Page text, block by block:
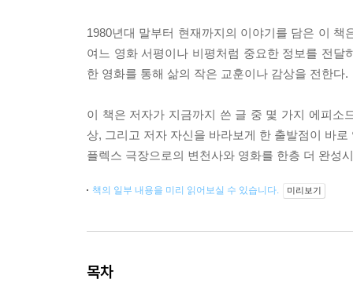
1980년대 말부터 현재까지의 이야기를 담은 이
여느 영화 서평이나 비평처럼 중요한 정보를 전
한 영화를 통해 삶의 작은 교훈이나 감상을 전한다.
이 책은 저자가 지금까지 쓴 글 중 몇 가지 에피소
상, 그리고 저자 자신을 바라보게 한 출발점이 바
플렉스 극장으로의 변천사와 영화를 한층 더 완성
책의 일부 내용을 미리 읽어보실 수 있습니다. 미리보기
목차